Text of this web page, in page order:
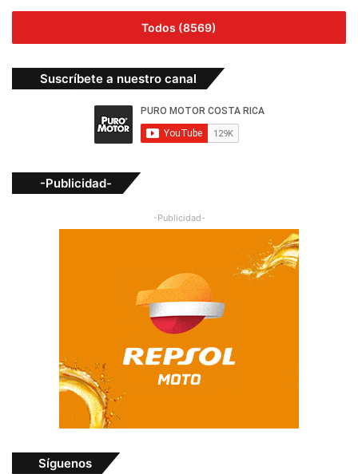
Todos (8569)
Suscríbete a nuestro canal
-Publicidad-
-Publicidad-
Síguenos